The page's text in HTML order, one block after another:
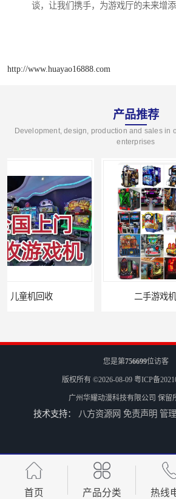
谈，让我们携手，为游戏厅的未来增添
http://www.huayao16888.com
产品推荐
Development, design, production and sales in
enterprises
二手游戏机回收
全国
您是第756699位访客
版权所有 ©2026-08-09 粤ICP备
广州华耀动漫科技有限公司 保留
技术支持： 八方资源网 免责声明 管
首页 产品分类 热线